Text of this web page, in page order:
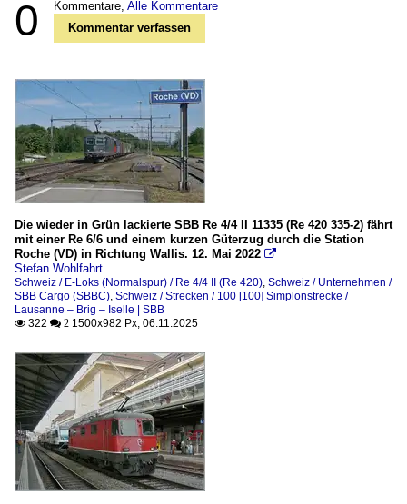
0 Kommentare, Alle Kommentare
Kommentar verfassen
Die wieder in Grün lackierte SBB Re 4/4 II 11335 (Re 420 335-2) fährt
mit einer Re 6/6 und einem kurzen Güterzug durch die Station
Roche (VD) in Richtung Wallis. 12. Mai 2022 
Stefan Wohlfahrt
Schweiz / E-Loks (Normalspur) / Re 4/4 II (Re 420), Schweiz / Unternehmen /
SBB Cargo (SBBC), Schweiz / Strecken / 100 [100] Simplonstrecke /
Lausanne – Brig – Iselle | SBB
 322  2 1500x982 Px, 06.11.2025